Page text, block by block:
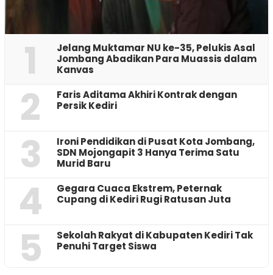
1
Jelang Muktamar NU ke-35, Pelukis Asal
Jombang Abadikan Para Muassis dalam
Kanvas
2
Faris Aditama Akhiri Kontrak dengan
Persik Kediri
3
Ironi Pendidikan di Pusat Kota Jombang,
SDN Mojongapit 3 Hanya Terima Satu
Murid Baru
4
‎Gegara Cuaca Ekstrem, Peternak
Cupang di Kediri Rugi Ratusan Juta
5
Sekolah Rakyat di Kabupaten Kediri Tak
Penuhi Target Siswa